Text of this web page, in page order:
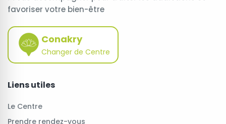
favoriser votre bien-être
Conakry
Changer de Centre
Liens utiles
Le Centre
Prendre rendez-vous